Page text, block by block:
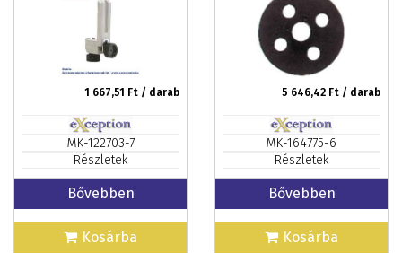
1 667,51 Ft / darab
MK-122703-7
Részletek
Bővebben
Kosárba
5 646,42 Ft / darab
MK-164775-6
Részletek
Bővebben
Kosárba